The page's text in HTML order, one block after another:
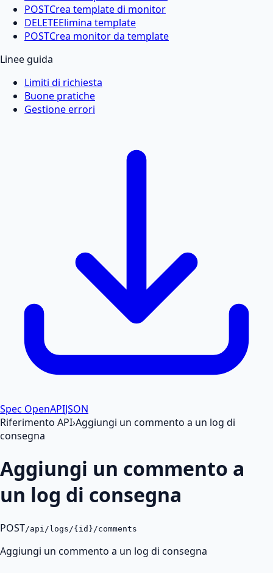
POSTCrea template di monitor
DELETEElimina template
POSTCrea monitor da template
Linee guida
Limiti di richiesta
Buone pratiche
Gestione errori
Spec OpenAPIJSON
Riferimento API›Aggiungi un commento a un log di
consegna
Aggiungi un commento a
un log di consegna
POST/api/logs/{id}/comments
Aggiungi un commento a un log di consegna